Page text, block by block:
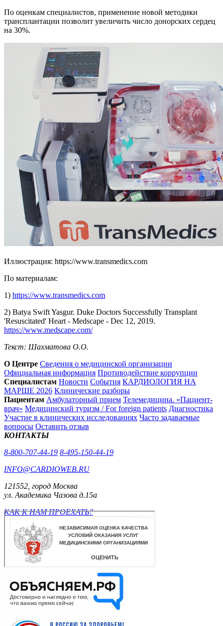
По оценкам специалистов, применение новой методики
трансплантации позволит увеличить число донорских сердец
на 30%.
Иллюстрация: https://www.transmedics.com
По материалам:
1) https://www.transmedics.com
2) Batya Swift Yasgur. Duke Doctors Successfully Transplant
'Resuscitated' Heart - Medscape - Dec 12, 2019.
https://www.medscape.com/
Текст: Шахматова О.О.
О Центре Сведения о медицинской организации
Официальная информация Противодействие коррупции
Специалистам Новости События КАРДИОЛОГИЯ НА
МАРШЕ 2026 Клинические разборы
Пациентам Амбулаторный прием Телемедицина. «Пациент-
врач» Медицинский туризм / For foreign patients Диагностика
Участие в клинических исследованиях Часто задаваемые
вопросы Оставить отзыв
КОНТАКТЫ
8-800-707-44-19 8-495-150-44-19
INFO@CARDIOWEB.RU
121552, город Москва
ул. Академика Чазова д.15а
КАК К НАМ ПРОЕХАТЬ?